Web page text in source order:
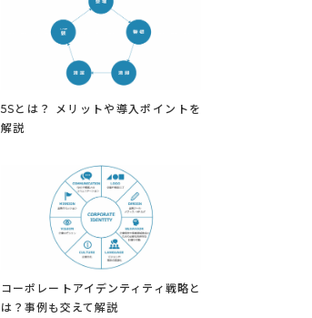
5Sとは？ メリットや導入ポイントを
解説
コーポレートアイデンティティ戦略と
は？事例も交えて解説